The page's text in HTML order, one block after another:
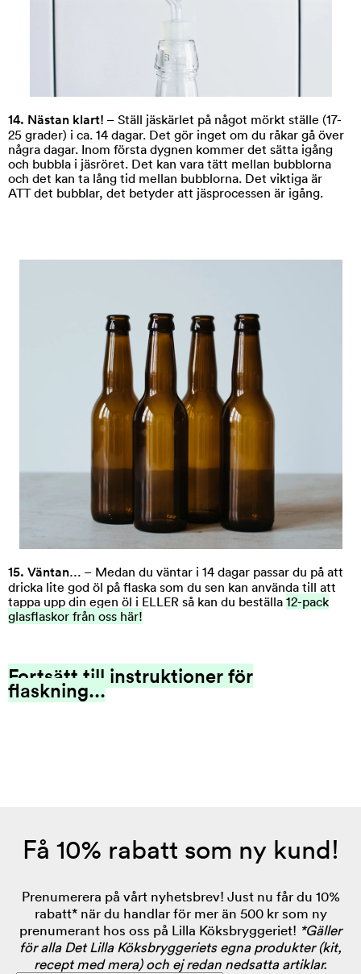
14. Nästan klart! – Ställ jäskärlet på något mörkt ställe (17-
25 grader) i ca. 14 dagar. Det gör inget om du råkar gå över
några dagar. Inom första dygnen kommer det sätta igång
och bubbla i jäsröret. Det kan vara tätt mellan bubblorna
och det kan ta lång tid mellan bubblorna. Det viktiga är
ATT det bubblar, det betyder att jäsprocessen är igång.
15. Väntan… – Medan du väntar i 14 dagar passar du på att
dricka lite god öl på flaska som du sen kan använda till att
tappa upp din egen öl i ELLER så kan du beställa 12-pack
glasflaskor från oss här!
Fortsätt till instruktioner för
flaskning...
Få 10% rabatt som ny kund!
Prenumerera på vårt nyhetsbrev! Just nu får du 10%
rabatt* när du handlar för mer än 500 kr som ny
prenumerant hos oss på Lilla Köksbryggeriet! *Gäller
för alla Det Lilla Köksbryggeriets egna produkter (kit,
recept med mera) och ej redan nedsatta artiklar.